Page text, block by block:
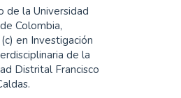
de la Universidad
Colombia,
en Investigación
de la
Distrital Francisco